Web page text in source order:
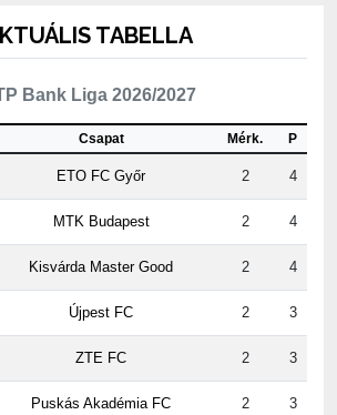
Bank Liga 2026/2027
Csapat
ETO FC Győr 2 4
MTK Budapest 2 4
Kisvárda Master Good 2 4
Újpest FC 2 3
ZTE FC 2 3
Puskás Akadémia FC 2 3
PAKSI FC 2 3